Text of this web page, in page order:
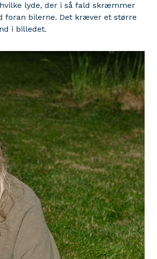
lyde, der i så fald skræmmer
foran bilerne. Det kræver et større
i billedet.